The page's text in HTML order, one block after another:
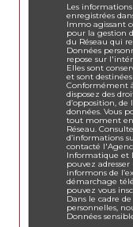
Les
enregistrées
Immo agissant
pour la gestion
du Réseau qui
Données
repose sur
Elles sont
et sont
Conformément
disposez des
d’opposition,
données. Vous
tout moment en
Réseau.
d’informations
contacté
Informatique et
pouvez
informons de
démarchage
pouvez vous
Dans le cadre
personnelles,
Données